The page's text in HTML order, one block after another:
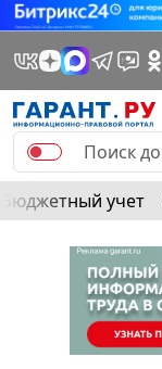
Бюджетный учет